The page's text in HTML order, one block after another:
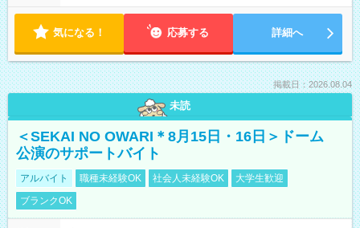
気になる！ 応募する 詳細へ
掲載日：2026.08.04
未読
＜SEKAI NO OWARI＊8月15日・16日＞ドーム
公演のサポートバイト
アルバイト 職種未経験OK 社会人未経験OK
大学生歓迎
ブランクOK